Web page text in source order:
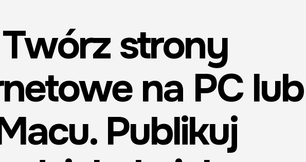
Twórz strony
na PC lub
Publikuj